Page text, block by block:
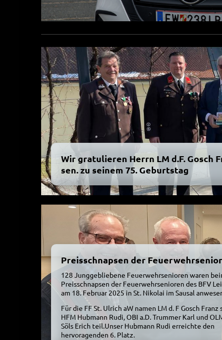
Wir gratulieren Herrn LM d.F. Gosch
sen. zu seinem 75. Geburtstag
Preisschnapsen der
128 Junggebliebene Feuerwehrsenioren waren
Preisschnapsen der Feuerwehrsenioren des BFV
am 18. Februar 2025 in St. Nikolai im Sausal
Für die FF St. Ulrich aW namen LM d. F Gosch Franz
HFM Hubmann Rudi, OBI a.D. Trummer Karl und
Söls Erich teil.Unser Hubmann Rudi erreichte den
hervoragenden 6. Platz.